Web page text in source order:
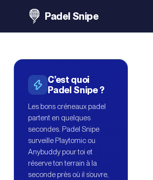
Padel Snipe
C’est quoi
Padel Snipe ?
Les bons créneaux padel
partent en quelques
secondes. Padel Snipe
surveille Playtomic ou
Anybuddy pour toi et
réserve ton terrain à la
seconde près où il s’ouvre,